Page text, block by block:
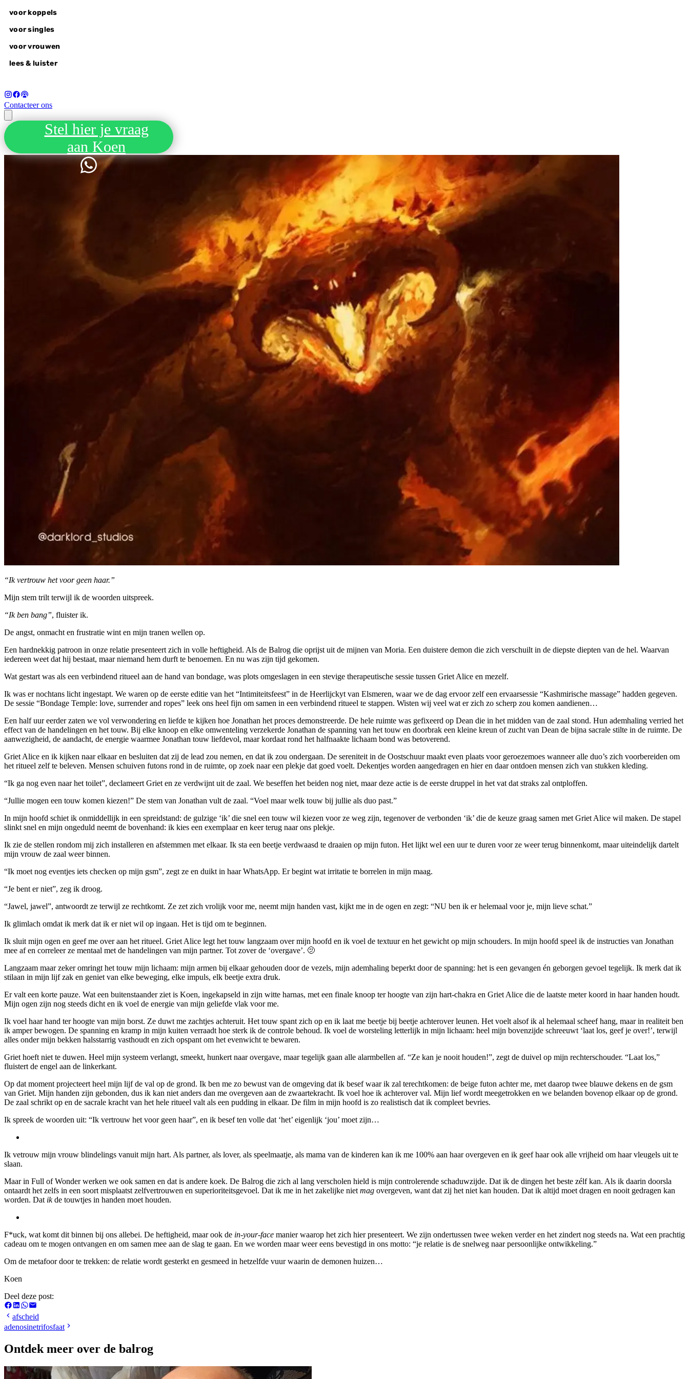
voor koppels
voor singles
voor vrouwen
lees & luister
Contacteer ons
voor koppels
liefdesvragen
wonderlovers @home
wonderlovers experience
Stel hier je vraag
aan Koen
de Balrog
“Ik vertrouw het voor geen haar.”
Mijn stem trilt terwijl ik de woorden uitspreek.
“Ik ben bang”, fluister ik.
De angst, onmacht en frustratie wint en mijn tranen wellen op.
Een hardnekkig patroon in onze relatie presenteert zich in volle heftigheid. Als de Balrog die oprijst uit de mijnen van Moria. Een duistere demon die zich verschuilt in de diepste diepten van de hel. Waarvan
iedereen weet dat hij bestaat, maar niemand hem durft te benoemen. En nu was zijn tijd gekomen.
Wat gestart was als een verbindend ritueel aan de hand van bondage, was plots omgeslagen in een stevige therapeutische sessie tussen Griet Alice en mezelf.
Ik was er nochtans licht ingestapt. We waren op de eerste editie van het “Intimiteitsfeest” in de Heerlijckyt van Elsmeren, waar we de dag ervoor zelf een ervaarsessie “Kashmirische massage” hadden gegeven.
De sessie “Bondage Temple: love, surrender and ropes” leek ons heel fijn om samen in een verbindend ritueel te stappen. Wisten wij veel wat er zich zo scherp zou komen aandienen…
Een half uur eerder zaten we vol verwondering en liefde te kijken hoe Jonathan het proces demonstreerde. De hele ruimte was gefixeerd op Dean die in het midden van de zaal stond. Hun ademhaling verried het
effect van de handelingen en het touw. Bij elke knoop en elke omwenteling verzekerde Jonathan de spanning van het touw en doorbrak een kleine kreun of zucht van Dean de bijna sacrale stilte in de ruimte. De
aanwezigheid, de aandacht, de energie waarmee Jonathan touw liefdevol, maar kordaat rond het halfnaakte lichaam bond was betoverend.
Griet Alice en ik kijken naar elkaar en besluiten dat zij de lead zou nemen, en dat ik zou ondergaan. De sereniteit in de Oostschuur maakt even plaats voor geroezemoes wanneer alle duo’s zich voorbereiden om
het ritueel zelf te beleven. Mensen schuiven futons rond in de ruimte, op zoek naar een plekje dat goed voelt. Dekentjes worden aangedragen en hier en daar ontdoen mensen zich van stukken kleding.
“Ik ga nog even naar het toilet”, declameert Griet en ze verdwijnt uit de zaal. We beseffen het beiden nog niet, maar deze actie is de eerste druppel in het vat dat straks zal ontploffen.
“Jullie mogen een touw komen kiezen!” De stem van Jonathan vult de zaal. “Voel maar welk touw bij jullie als duo past.”
In mijn hoofd schiet ik onmiddellijk in een spreidstand: de gulzige ‘ik’ die snel een touw wil kiezen voor ze weg zijn, tegenover de verbonden ‘ik’ die de keuze graag samen met Griet Alice wil maken. De stapel
slinkt snel en mijn ongeduld neemt de bovenhand: ik kies een exemplaar en keer terug naar ons plekje.
Ik zie de stellen rondom mij zich installeren en afstemmen met elkaar. Ik sta een beetje verdwaasd te draaien op mijn futon. Het lijkt wel een uur te duren voor ze weer terug binnenkomt, maar uiteindelijk dartelt
mijn vrouw de zaal weer binnen.
“Ik moet nog eventjes iets checken op mijn gsm”, zegt ze en duikt in haar WhatsApp. Er begint wat irritatie te borrelen in mijn maag.
“Je bent er niet”, zeg ik droog.
“Jawel, jawel”, antwoordt ze terwijl ze rechtkomt. Ze zet zich vrolijk voor me, neemt mijn handen vast, kijkt me in de ogen en zegt: “NU ben ik er helemaal voor je, mijn lieve schat.”
Ik glimlach omdat ik merk dat ik er niet wil op ingaan. Het is tijd om te beginnen.
Ik sluit mijn ogen en geef me over aan het ritueel. Griet Alice legt het touw langzaam over mijn hoofd en ik voel de textuur en het gewicht op mijn schouders. In mijn hoofd speel ik de instructies van Jonathan
mee af en correleer ze mentaal met de handelingen van mijn partner. Tot zover de ‘overgave’. 🫤
Langzaam maar zeker omringt het touw mijn lichaam: mijn armen bij elkaar gehouden door de vezels, mijn ademhaling beperkt door de spanning: het is een gevangen én geborgen gevoel tegelijk. Ik merk dat ik
stilaan in mijn lijf zak en geniet van elke beweging, elke impuls, elk beetje extra druk.
Er valt een korte pauze. Wat een buitenstaander ziet is Koen, ingekapseld in zijn witte harnas, met een finale knoop ter hoogte van zijn hart-chakra en Griet Alice die de laatste meter koord in haar handen houdt.
Mijn ogen zijn nog steeds dicht en ik voel de energie van mijn geliefde vlak voor me.
Ik voel haar hand ter hoogte van mijn borst. Ze duwt me zachtjes achteruit. Het touw spant zich op en ik laat me beetje bij beetje achterover leunen. Het voelt alsof ik al helemaal scheef hang, maar in realiteit ben
ik amper bewogen. De spanning en kramp in mijn kuiten verraadt hoe sterk ik de controle behoud. Ik voel de worsteling letterlijk in mijn lichaam: heel mijn bovenzijde schreeuwt ‘laat los, geef je over!’, terwijl
alles onder mijn bekken halsstarrig vasthoudt en zich opspant om het evenwicht te bewaren.
Griet hoeft niet te duwen. Heel mijn systeem verlangt, smeekt, hunkert naar overgave, maar tegelijk gaan alle alarmbellen af. “Ze kan je nooit houden!”, zegt de duivel op mijn rechterschouder. “Laat los,”
fluistert de engel aan de linkerkant.
Op dat moment projecteert heel mijn lijf de val op de grond. Ik ben me zo bewust van de omgeving dat ik besef waar ik zal terechtkomen: de beige futon achter me, met daarop twee blauwe dekens en de gsm
van Griet. Mijn handen zijn gebonden, dus ik kan niet anders dan me overgeven aan de zwaartekracht. Ik voel hoe ik achterover val. Mijn lief wordt meegetrokken en we belanden bovenop elkaar op de grond.
De zaal schrikt op en de sacrale kracht van het hele ritueel valt als een pudding in elkaar. De film in mijn hoofd is zo realistisch dat ik compleet bevries.
Ik spreek de woorden uit: “Ik vertrouw het voor geen haar”, en ik besef ten volle dat ‘het’ eigenlijk ‘jou’ moet zijn…
Ik vetrouw mijn vrouw blindelings vanuit mijn hart. Als partner, als lover, als speelmaatje, als mama van de kinderen kan ik me 100% aan haar overgeven en ik geef haar ook alle vrijheid om haar vleugels uit te
slaan.
Maar in Full of Wonder werken we ook samen en dat is andere koek. De Balrog die zich al lang verscholen hield is mijn controlerende schaduwzijde. Dat ik de dingen het beste zélf kan. Als ik daarin doorsla
ontaardt het zelfs in een soort misplaatst zelfvertrouwen en superioriteitsgevoel. Dat ik me in het zakelijke niet mag overgeven, want dat zij het niet kan houden. Dat ik altijd moet dragen en nooit gedragen kan
worden. Dat ikde touwtjes in handen moet houden.
F*uck, wat komt dit binnen bij ons allebei. De heftigheid, maar ook de in-your-face manier waarop het zich hier presenteert. We zijn ondertussen twee weken verder en het zindert nog steeds na. Wat een prachtig
cadeau om te mogen ontvangen en om samen mee aan de slag te gaan. En we worden maar weer eens bevestigd in ons motto: “je relatie is de snelweg naar persoonlijke ontwikkeling.”
Om de metafoor door te trekken: de relatie wordt gesterkt en gesmeed in hetzelfde vuur waarin de demonen huizen…
Koen
Deel deze post:
afscheid
adenosinetrifosfaat
Ontdek meer over de balrog